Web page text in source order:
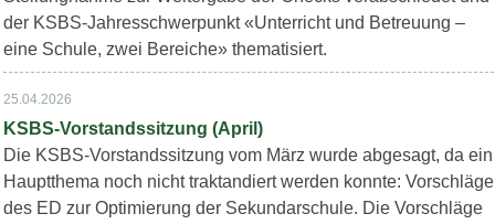
der KSBS-Jahresschwerpunkt «Unterricht und Betreuung –
eine Schule, zwei Bereiche» thematisiert.
25.04.2026
KSBS-Vorstandssitzung (April)
Die KSBS-Vorstandssitzung vom März wurde abgesagt, da ein
Hauptthema noch nicht traktandiert werden konnte: Vorschläge
des ED zur Optimierung der Sekundarschule. Die Vorschläge